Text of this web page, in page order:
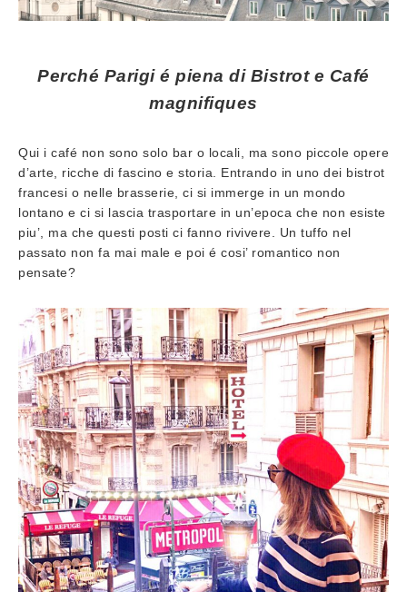
Perché Parigi é piena di Bistrot e Café
magnifiques
Qui i café non sono solo bar o locali, ma sono piccole opere
d’arte, ricche di fascino e storia. Entrando in uno dei bistrot
francesi o nelle brasserie, ci si immerge in un mondo
lontano e ci si lascia trasportare in un’epoca che non esiste
piu’, ma che questi posti ci fanno rivivere. Un tuffo nel
passato non fa mai male e poi é cosi’ romantico non
pensate?